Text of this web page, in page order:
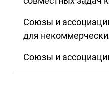
Союзы и
для
Союзы и